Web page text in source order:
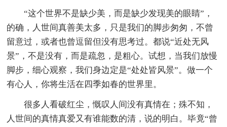
“这个世界不是缺少美，而是缺少发现美的眼睛”，
的确，人世间真善美太多，只是我们的脚步匆匆，不曾
留意过，或者也曾逗留但没有思考过。都说“近处无风
景”，不是没有，而是疏忽，是粗心。试想，当我们放慢
脚步，细心观察，我们身边定是“处处皆风景”。做一个
有心人，你将生活在四季如春的世界里。
很多人看破红尘，慨叹人间没有真情在；殊不知，
人世间的真情真爱又有谁能数的清，说的明白。毕竟“曾